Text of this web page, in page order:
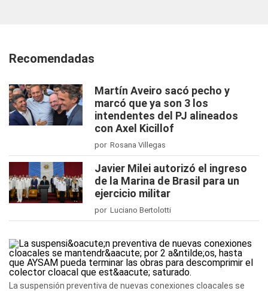
Recomendadas
Martín Aveiro sacó pecho y
marcó que ya son 3 los
intendentes del PJ alineados
con Axel Kicillof
por Rosana Villegas
Javier Milei autorizó el ingreso
de la Marina de Brasil para un
ejercicio militar
por Luciano Bertolotti
La suspensión preventiva de nuevas conexiones cloacales se